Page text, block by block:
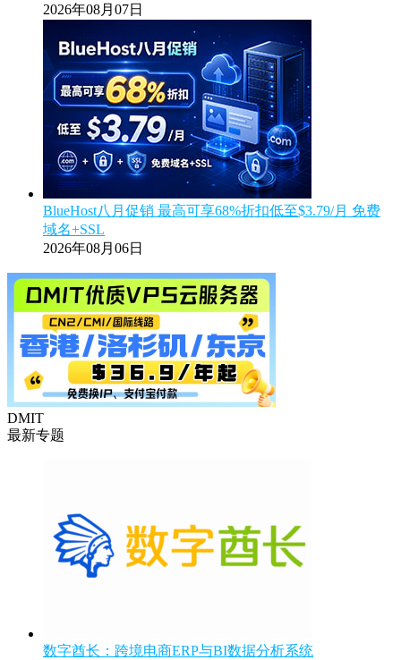
2026年08月07日
BlueHost八月促销 最高可享68%折扣低至$3.79/月 免费
域名+SSL
2026年08月06日
DMIT
最新专题
数字酋长：跨境电商ERP与BI数据分析系统